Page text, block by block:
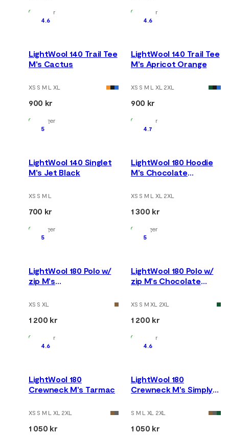
På lager
På lager
4.6
LightWool 140 Trail Tee
M's Cactus
XS S M L XL
900 kr
På lager
4.6
LightWool 140 Trail Tee
M's Apricot Orange
XS S M L XL 2XL
900 kr
På lager
5
LightWool 140 Singlet
M's Jet Black
XS S M L
700 kr
På lager
4.7
LightWool 180 Hoodie
M's Chocolate
XS S M L XL 2XL
1 300 kr
På lager
5
LightWool 180 Polo w/
zip M's
XS S XL
1 200 kr
På lager
5
LightWool 180 Polo w/
zip M's Chocolate
XS S M XL 2XL
1 200 kr
På lager
4.6
LightWool 180
Crewneck M's Tarmac
XS S M L XL 2XL
1 050 kr
4.6
LightWool 180
Crewneck M's Simply
S M L XL 2XL
1 050 kr